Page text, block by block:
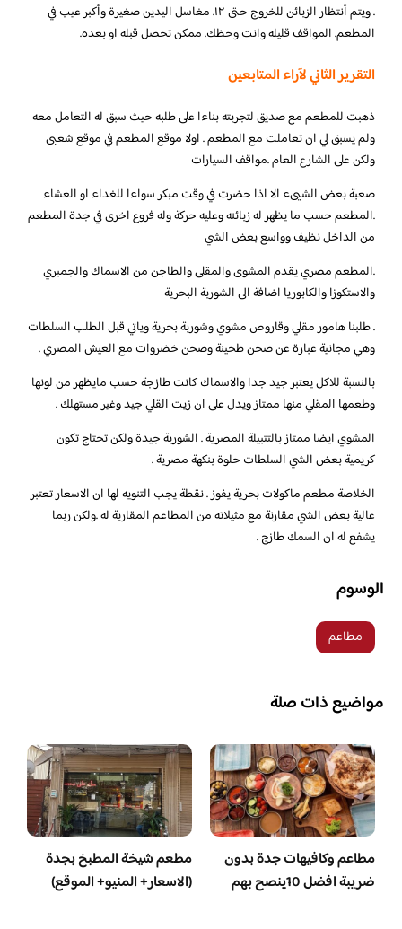
. ويتم أنتظار الزبائن للخروج حتى ١٢. مغاسل اليدين صغيرة وأكبر عيب في
المطعم. المواقف قليله وانت وحظك. ممكن تحصل قبله او بعده.
التقرير الثاني لآراء المتابعين
ذهبت للمطعم مع صديق لتجربته بناءا على طلبه حيث سبق له التعامل معه
ولم يسبق لي ان تعاملت مع المطعم . اولا موقع المطعم في موقع شعبى
ولكن على الشارع العام .مواقف السيارات
صعبة بعض الشيىء الا اذا حضرت في وقت مبكر سواءا للغداء او العشاء
.المطعم حسب ما يظهر له زبائنه وعليه حركة وله فروع اخرى في جدة المطعم
من الداخل نظيف وواسع بعض الشي
.المطعم مصري يقدم المشوى والمقلى والطاجن من الاسماك والجمبري
والاستكوزا والكابوريا اضافة الى الشوربة البحرية
. طلبنا هامور مقلي وقاروص مشوي وشوربة بحرية وياتي قبل الطلب السلطات
وهي مجانية عبارة عن صحن طحينة وصحن خضروات مع العيش المصري .
بالنسبة للاكل يعتبر جيد جدا والاسماك كانت طازجة حسب مايظهر من لونها
وطعمها المقلي منها ممتاز ويدل على ان زيت القلي جيد وغير مستهلك .
المشوي ايضا ممتاز بالتتبيلة المصرية . الشوربة جيدة ولكن تحتاج تكون
كريمية بعض الشي السلطات حلوة بنكهة مصرية .
الخلاصة مطعم ماكولات بحرية يفوز . نقطة يجب التنويه لها ان الاسعار تعتبر
عالية بعض الشي مقارنة مع مثيلاته من المطاعم المقاربة له .ولكن ربما
يشفع له ان السمك طازج .
الوسوم
مطاعم
مواضيع ذات صلة
مطاعم وكافيهات جدة بدون
ضريبة افضل 10ينصح بهم
مطعم شيخة المطبخ بجدة
(الاسعار+ المنيو+ الموقع)